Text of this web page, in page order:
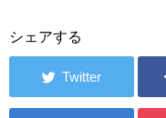
シェアする